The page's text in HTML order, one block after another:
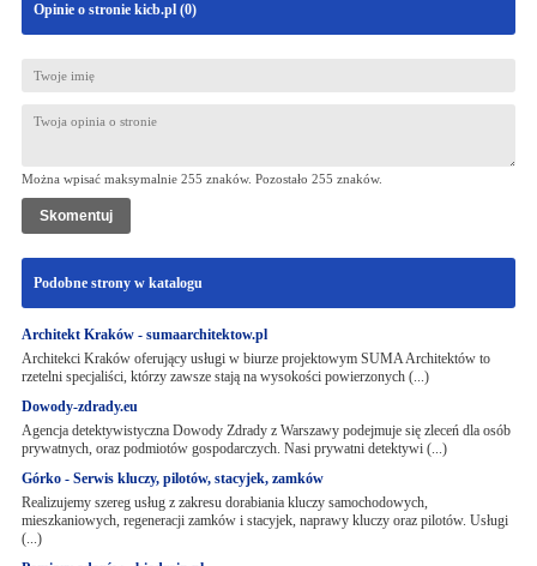
Opinie o stronie kicb.pl (0)
Można wpisać maksymalnie 255 znaków. Pozostało 255 znaków.
Podobne strony w katalogu
Architekt Kraków - sumaarchitektow.pl
Architekci Kraków oferujący usługi w biurze projektowym SUMA Architektów to
rzetelni specjaliści, którzy zawsze stają na wysokości powierzonych (...)
Dowody-zdrady.eu
Agencja detektywistyczna Dowody Zdrady z Warszawy podejmuje się zleceń dla osób
prywatnych, oraz podmiotów gospodarczych. Nasi prywatni detektywi (...)
Górko - Serwis kluczy, pilotów, stacyjek, zamków
Realizujemy szereg usług z zakresu dorabiania kluczy samochodowych,
mieszkaniowych, regeneracji zamków i stacyjek, naprawy kluczy oraz pilotów. Usługi
(...)